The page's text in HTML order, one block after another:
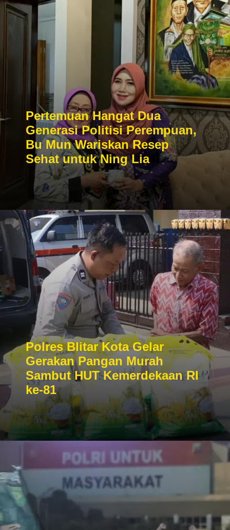
Pertemuan Hangat Dua
Generasi Politisi Perempuan,
Bu Mun Wariskan Resep
Sehat untuk Ning Lia
Polres Blitar Kota Gelar
Gerakan Pangan Murah
Sambut HUT Kemerdekaan RI
ke-81